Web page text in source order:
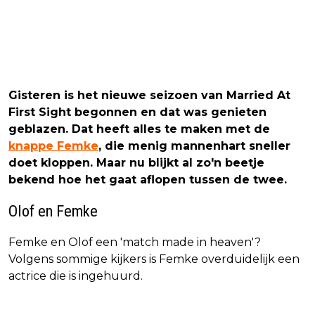
Gisteren is het nieuwe seizoen van Married At
First Sight begonnen en dat was genieten
geblazen. Dat heeft alles te maken met de
knappe Femke, die menig mannenhart sneller
doet kloppen. Maar nu blijkt al zo'n beetje
bekend hoe het gaat aflopen tussen de twee.
Olof en Femke
Femke en Olof een 'match made in heaven'?
Volgens sommige kijkers is Femke overduidelijk een
actrice die is ingehuurd.